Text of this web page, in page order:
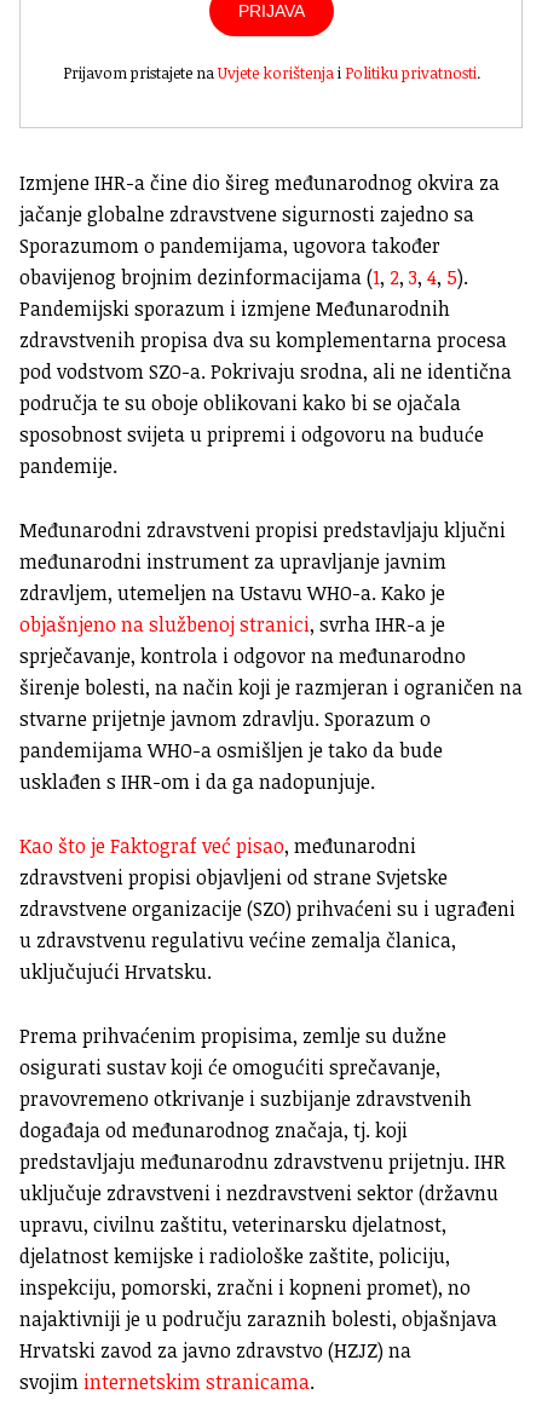
PRIJAVA
Prijavom pristajete naUvjete korištenjai Politiku privatnosti.
Izmjene IHR-a čine dio šireg međunarodnog okvira za
jačanje globalne zdravstvene sigurnosti zajedno sa
Sporazumom o pandemijama, ugovora također
obavijenog brojnim dezinformacijama (1, 2, 3, 4, 5).
Pandemijski sporazum i izmjene Međunarodnih
zdravstvenih propisa dva su komplementarna procesa
pod vodstvom SZO-a. Pokrivaju srodna, ali ne identična
područja te su oboje oblikovani kako bi se ojačala
sposobnost svijeta u pripremi i odgovoru na buduće
pandemije.
Međunarodni zdravstveni propisi predstavljaju ključni
međunarodni instrument za upravljanje javnim
zdravljem, utemeljen na Ustavu WHO-a. Kako je
objašnjeno na službenoj stranici, svrha IHR-a je
sprječavanje, kontrola i odgovor na međunarodno
širenje bolesti, na način koji je razmjeran i ograničen na
stvarne prijetnje javnom zdravlju. Sporazum o
pandemijama WHO-a osmišljen je tako da bude
usklađen s IHR-om i da ga nadopunjuje.
Kao što je Faktograf već pisao, međunarodni
zdravstveni propisi objavljeni od strane Svjetske
zdravstvene organizacije (SZO) prihvaćeni su i ugrađeni
u zdravstvenu regulativu većine zemalja članica,
uključujući Hrvatsku.
Prema prihvaćenim propisima, zemlje su dužne
osigurati sustav koji će omogućiti sprečavanje,
pravovremeno otkrivanje i suzbijanje zdravstvenih
događaja od međunarodnog značaja, tj. koji
predstavljaju međunarodnu zdravstvenu prijetnju. IHR
uključuje zdravstveni i nezdravstveni sektor (državnu
upravu, civilnu zaštitu, veterinarsku djelatnost,
djelatnost kemijske i radiološke zaštite, policiju,
inspekciju, pomorski, zračni i kopneni promet), no
najaktivniji je u području zaraznih bolesti, objašnjava
Hrvatski zavod za javno zdravstvo (HZJZ) na
svojim internetskim stranicama.